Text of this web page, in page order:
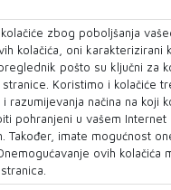
zbog poboljšanja
kolačića, oni karakterizirani
pošto su ključni za
Koristimo i kolačiće
razumijevanja načina na koji
pohranjeni u vašem
Također, imate mogućnost
ovih kolačića